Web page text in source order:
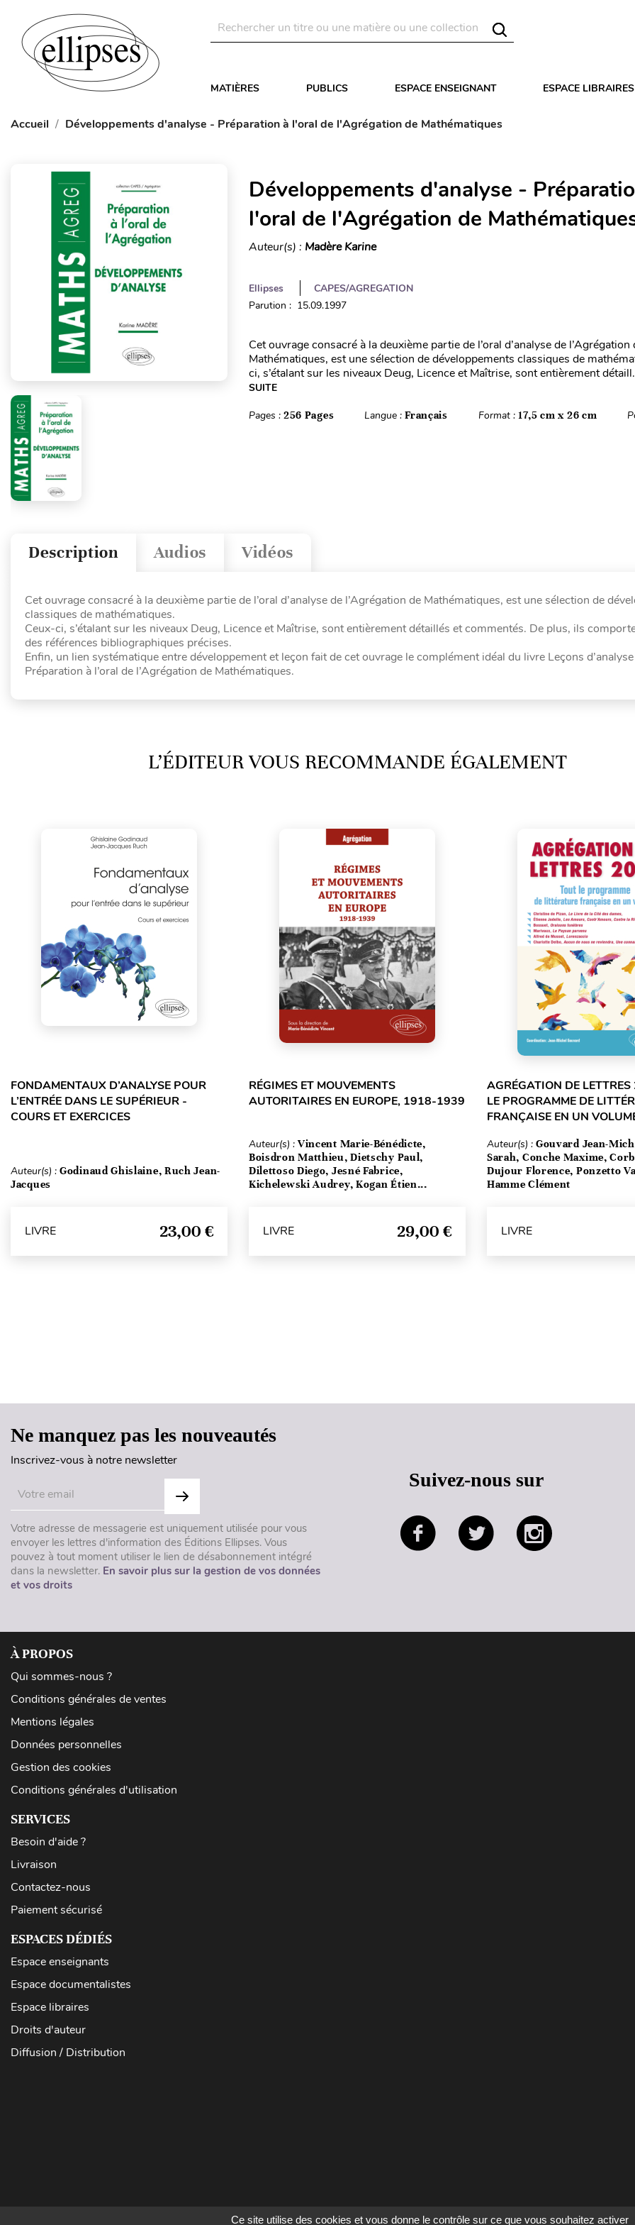
MATIÈRES PUBLICS ESPACE ENSEIGNANT ESPACE LIBRAIRES
Accueil Développements d'analyse - Préparation à l'oral de l'Agrégation de Mathématiques
Développements d'analyse -
l'oral de l'Agrégation de
Auteur(s) : Madère Karine
Ellipses
CAPES/AGREGATION
Parution : 15.09.1997
Cet ouvrage consacré à la deuxième partie de l’oral d’analyse de l’Agrégation
Mathématiques, est une sélection de développements classiques de
ci, s’étalant sur les niveaux Deug, Licence et Maîtrise, sont entièrement
SUITE
Pages : 256 Pages Langue :Français Format : 17,5 cm x 26 cm
Vidéos
Audios
Description
Cet ouvrage consacré à la deuxième partie de l’oral d’analyse de l’Agrégation de Mathématiques, est une sélection de
classiques de mathématiques.
Ceux-ci, s’étalant sur les niveaux Deug, Licence et Maîtrise, sont entièrement détaillés et commentés. De plus, ils
des références bibliographiques précises.
Enfin, un lien systématique entre développement et leçon fait de cet ouvrage le complément idéal du livre Leçons
Préparation à l’oral de l’Agrégation de Mathématiques.
L’ÉDITEUR VOUS RECOMMANDE ÉGALEMENT
FONDAMENTAUX D’ANALYSE POUR
L’ENTRÉE DANS LE SUPÉRIEUR -
COURS ET EXERCICES
Auteur(s) : Godinaud Ghislaine, Ruch Jean-
Jacques
LIVRE 23,00 €
RÉGIMES ET MOUVEMENTS
AUTORITAIRES EN EUROPE, 1918-1939
Auteur(s) : Vincent Marie-Bénédicte,
Boisdron Matthieu, Dietschy Paul,
Dilettoso Diego, Jesné Fabrice,
Kichelewski Audrey, Kogan Étien...
LIVRE 29,00 €
AGRÉGATION DE
LE PROGRAMME DE
FRANÇAISE EN UN
Auteur(s) : Gouvard Jean-
Sarah, Conche Maxime,
Dujour Florence, Ponzetto
Hamme Clément
LIVRE
Ne manquez pas les nouveautés
Inscrivez-vous à notre newsletter
Votre adresse de messagerie est uniquement utilisée pour vous
envoyer les lettres d'information des Éditions Ellipses. Vous
pouvez à tout moment utiliser le lien de désabonnement intégré
dans la newsletter. En savoir plus sur la gestion de vos données
et vos droits
Suivez-nous sur
À PROPOS
Qui sommes-nous ?
Conditions générales de ventes
Mentions légales
Données personnelles
Gestion des cookies
Conditions générales d'utilisation
SERVICES
Besoin d'aide ?
Livraison
Contactez-nous
Paiement sécurisé
ESPACES DÉDIÉS
Espace enseignants
Espace documentalistes
Espace libraires
Droits d'auteur
Diffusion / Distribution
Ce site utilise des cookies et vous donne le contrôle sur ce que vous souhaitez activer